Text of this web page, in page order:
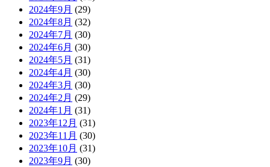
2024年9月 (29)
2024年8月 (32)
2024年7月 (30)
2024年6月 (30)
2024年5月 (31)
2024年4月 (30)
2024年3月 (30)
2024年2月 (29)
2024年1月 (31)
2023年12月 (31)
2023年11月 (30)
2023年10月 (31)
2023年9月 (30)